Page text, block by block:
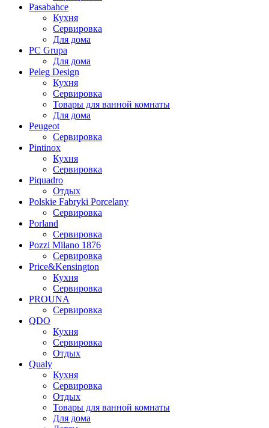
Pasabahce
Кухня
Сервировка
Для дома
PC Grupa
Для дома
Peleg Design
Кухня
Сервировка
Товары для ванной комнаты
Для дома
Peugeot
Сервировка
Pintinox
Кухня
Сервировка
Piquadro
Отдых
Polskie Fabryki Porcelany
Сервировка
Porland
Сервировка
Pozzi Milano 1876
Сервировка
Price&Kensington
Кухня
Сервировка
PROUNA
Сервировка
QDO
Кухня
Сервировка
Отдых
Qualy
Кухня
Сервировка
Отдых
Товары для ванной комнаты
Для дома